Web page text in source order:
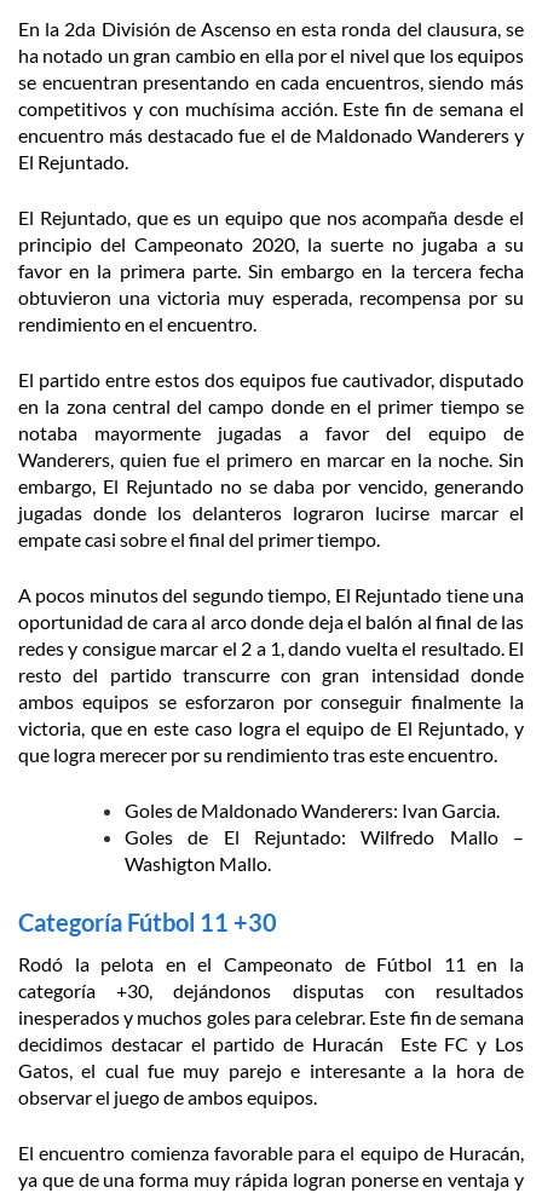
En la 2da División de Ascenso en esta ronda del clausura, se
ha notado un gran cambio en ella por el nivel que los equipos
se encuentran presentando en cada encuentros, siendo más
competitivos y con muchísima acción. Este fin de semana el
encuentro más destacado fue el de Maldonado Wanderers y
El Rejuntado.
El Rejuntado, que es un equipo que nos acompaña desde el
principio del Campeonato 2020, la suerte no jugaba a su
favor en la primera parte. Sin embargo en la tercera fecha
obtuvieron una victoria muy esperada, recompensa por su
rendimiento en el encuentro.
El partido entre estos dos equipos fue cautivador, disputado
en la zona central del campo donde en el primer tiempo se
notaba mayormente jugadas a favor del equipo de
Wanderers, quien fue el primero en marcar en la noche. Sin
embargo, El Rejuntado no se daba por vencido, generando
jugadas donde los delanteros lograron lucirse marcar el
empate casi sobre el final del primer tiempo.
A pocos minutos del segundo tiempo, El Rejuntado tiene una
oportunidad de cara al arco donde deja el balón al final de las
redes y consigue marcar el 2 a 1, dando vuelta el resultado. El
resto del partido transcurre con gran intensidad donde
ambos equipos se esforzaron por conseguir finalmente la
victoria, que en este caso logra el equipo de El Rejuntado, y
que logra merecer por su rendimiento tras este encuentro.
Goles de Maldonado Wanderers: Ivan Garcia.
Goles de El Rejuntado: Wilfredo Mallo –
Washigton Mallo.
Categoría Fútbol 11 +30
Rodó la pelota en el Campeonato de Fútbol 11 en la
categoría +30, dejándonos disputas con resultados
inesperados y muchos goles para celebrar. Este fin de semana
decidimos destacar el partido de Huracán Este FC y Los
Gatos, el cual fue muy parejo e interesante a la hora de
observar el juego de ambos equipos.
El encuentro comienza favorable para el equipo de Huracán,
ya que de una forma muy rápida logran ponerse en ventaja y